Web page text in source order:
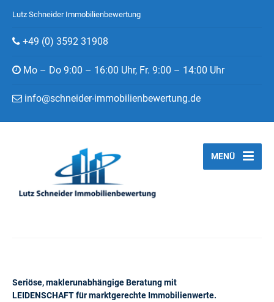
Lutz Schneider Immobilienbewertung
+49 (0) 3592 31908
Mo – Do 9:00 – 16:00 Uhr, Fr. 9:00 – 14:00 Uhr
info@schneider-immobilienbewertung.de
Seriöse, maklerunabhängige Beratung mit
LEIDENSCHAFT für marktgerechte Immobilienwerte.
MENÜ